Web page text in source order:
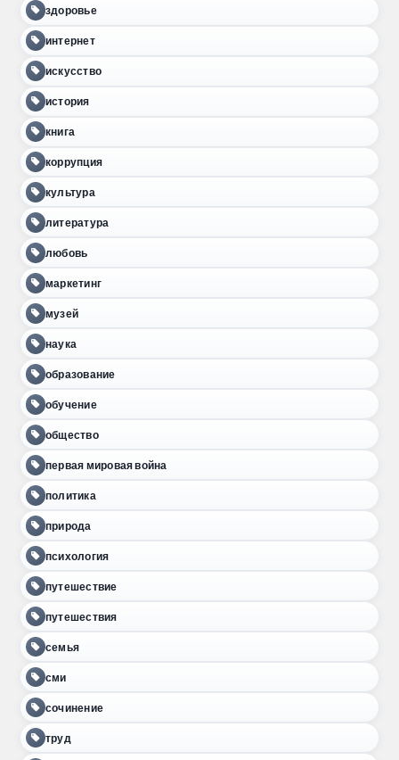
здоровье
интернет
искусство
история
книга
коррупция
культура
литература
любовь
маркетинг
музей
наука
образование
обучение
общество
первая мировая война
политика
природа
психология
путешествие
путешествия
семья
сми
сочинение
труд